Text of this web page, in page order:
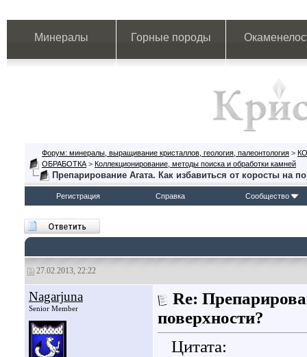
Минералы Горные породы
Форум: минералы, выращивание кристаллов, геология, палеонтология >
ОБРАБОТКА > Коллекционирование, методы поиска и обработки камней
Препарирование Агата. Как избавиться от коросты на
Регистрация Справка Сообщество
27.02.2013, 22:22
Nagarjuna
Senior Member
Re:
поверхности?
Цитата: